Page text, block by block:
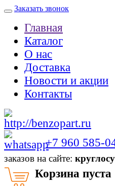
Заказать звонок
Главная
Каталог
О нас
Доставка
Новости и акции
Контакты
+7 960 585-
заказов на сайте:
Корзина пуста